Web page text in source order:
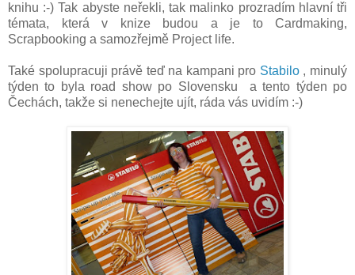
knihu :-) Tak abyste neřekli, tak malinko prozradím hlavní tři
témata, která v knize budou a je to Cardmaking,
Scrapbooking a samozřejmě Project life.
Také spolupracuji právě teď na kampani pro Stabilo , minulý
týden to byla road show po Slovensku a tento týden po
Čechách, takže si nenechejte ujít, ráda vás uvidím :-)